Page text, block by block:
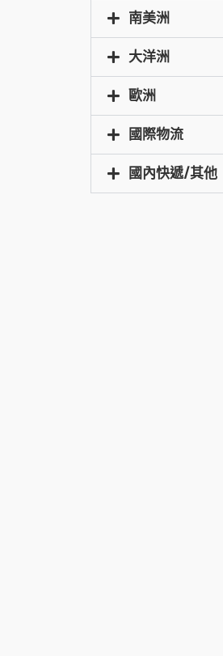
南美洲
大洋洲
歐洲
國際物流
國內快遞/其他